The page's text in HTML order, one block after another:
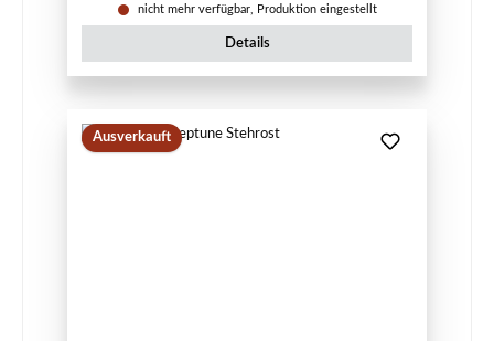
nicht mehr verfügbar, Produktion eingestellt
Details
Ausverkauft